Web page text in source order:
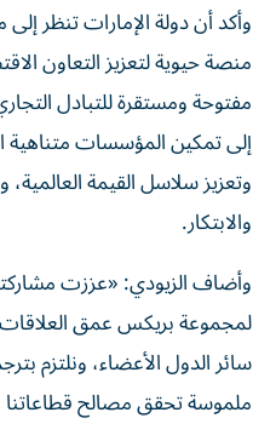
وأكد أن دولة الإمارات تنظر
منصة حيوية لتعزيز التعاون
مفتوحة ومستقرة للتبادل
إلى تمكين المؤسسات متناهية
وتعزيز سلاسل القيمة العالمية،
والابتكار.
وأضاف الزيودي: «عززت
لمجموعة بريكس عمق العلاقات
سائر الدول الأعضاء، ونلتزم
ملموسة تحقق مصالح قطاعاتنا